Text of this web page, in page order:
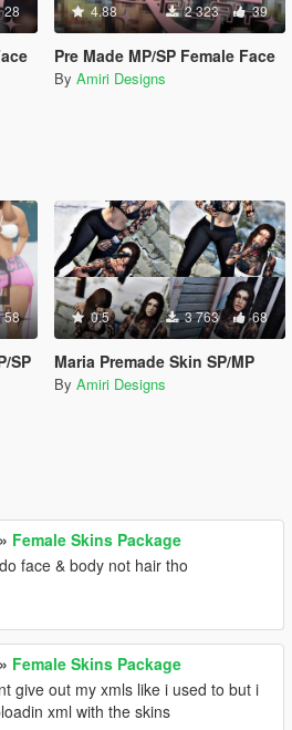
28 4.88 2 323 39
Pre Made MP/SP Female Face
By Amiri Designs
58
SP
0.5 3 763 68
Maria Premade Skin SP/MP
By Amiri Designs
» Female Skins Package
face & body not hair tho
» Female Skins Package
give out my xmls like i used to but i
xml with the skins